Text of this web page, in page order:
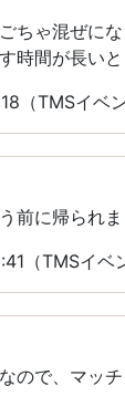
ちゃ混ぜに
時間が長いと
（TMSイベ
前に帰られ
（TMSイベ
ので、マッ